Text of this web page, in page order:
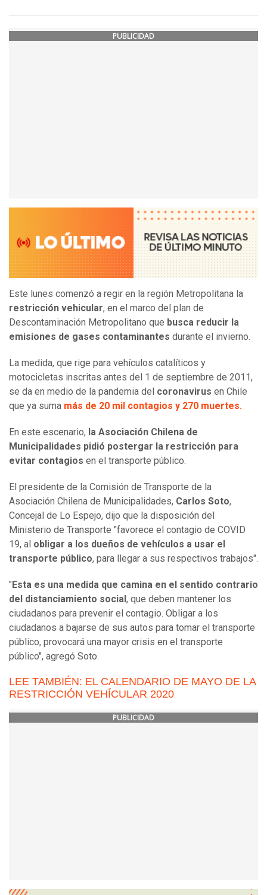
PUBLICIDAD
Este lunes comenzó a regir en la región Metropolitana la
restricción vehicular, en el marco del plan de
Descontaminación Metropolitano que busca reducir la
emisiones de gases contaminantes durante el invierno.
La medida, que rige para vehículos catalíticos y
motocicletas inscritas antes del 1 de septiembre de 2011,
se da en medio de la pandemia del coronavirus en Chile
que ya suma más de 20 mil contagios y 270 muertes.
En este escenario, la Asociación Chilena de
Municipalidades pidió postergar la restricción para
evitar contagios en el transporte público.
El presidente de la Comisión de Transporte de la
Asociación Chilena de Municipalidades, Carlos Soto,
Concejal de Lo Espejo, dijo que la disposición del
Ministerio de Transporte "favorece el contagio de COVID
19, al obligar a los dueños de vehículos a usar el
transporte público, para llegar a sus respectivos trabajos".
" Esta es una medida que camina en el sentido contrario
del distanciamiento social , que deben mantener los
ciudadanos para prevenir el contagio. Obligar a los
ciudadanos a bajarse de sus autos para tomar el transporte
público, provocará una mayor crisis en el transporte
público", agregó Soto.
LEE TAMBIÉN: EL CALENDARIO DE MAYO DE LA
RESTRICCIÓN VEHÍCULAR 2020
PUBLICIDAD